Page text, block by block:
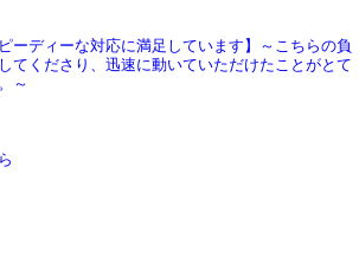
ーディーな対応に満足しています】～こちらの負
てくださり、迅速に動いていただけたことがとて
～